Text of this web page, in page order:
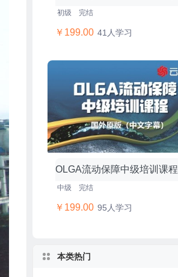
初级 完结
￥199.00 41人学习
OLGA流动保障中级培训课程
中级 完结
￥199.00 95人学习
本类热门